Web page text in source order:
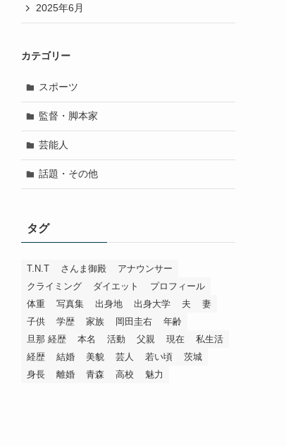
2025年6月
カテゴリー
スポーツ
監督・脚本家
芸能人
話題・その他
タグ
T.N.T さんま御殿
アナウンサー
クライミング
ダイエット
プロフィール
体重
写真集 出身地 出身大学 夫
妻
子供
学歴 家族 岡田圭右
年齢
旦那 経歴
本名 活動 父親 現在
私生活
経歴
結婚 美貌 芸人 若い頃
茨城
身長
離婚 青森 高校 魅力